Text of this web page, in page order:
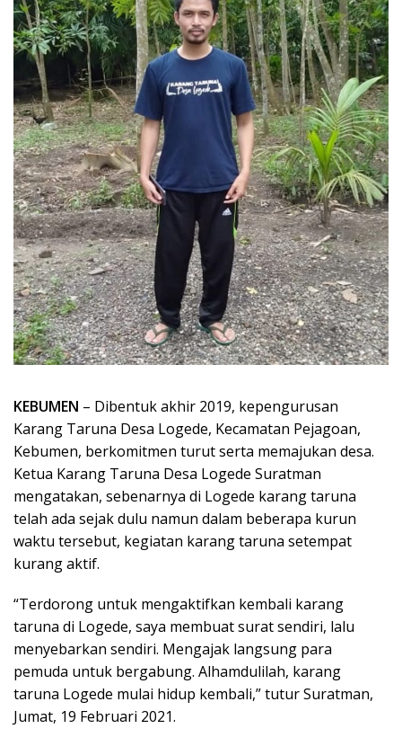
KEBUMEN – Dibentuk akhir 2019, kepengurusan
Karang Taruna Desa Logede, Kecamatan Pejagoan,
Kebumen, berkomitmen turut serta memajukan desa.
Ketua Karang Taruna Desa Logede Suratman
mengatakan, sebenarnya di Logede karang taruna
telah ada sejak dulu namun dalam beberapa kurun
waktu tersebut, kegiatan karang taruna setempat
kurang aktif.
“Terdorong untuk mengaktifkan kembali karang
taruna di Logede, saya membuat surat sendiri, lalu
menyebarkan sendiri. Mengajak langsung para
pemuda untuk bergabung. Alhamdulilah, karang
taruna Logede mulai hidup kembali,” tutur Suratman,
Jumat, 19 Februari 2021.